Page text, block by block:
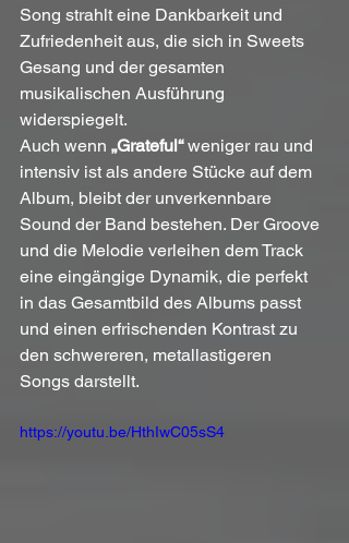
Song strahlt eine Dankbarkeit und
Zufriedenheit aus, die sich in Sweets
Gesang und der gesamten
musikalischen Ausführung
widerspiegelt.
Auch wenn „Grateful“ weniger rau und
intensiv ist als andere Stücke auf dem
Album, bleibt der unverkennbare
Sound der Band bestehen. Der Groove
und die Melodie verleihen dem Track
eine eingängige Dynamik, die perfekt
in das Gesamtbild des Albums passt
und einen erfrischenden Kontrast zu
den schwereren, metallastigeren
Songs darstellt.
https://youtu.be/HthIwC05sS4